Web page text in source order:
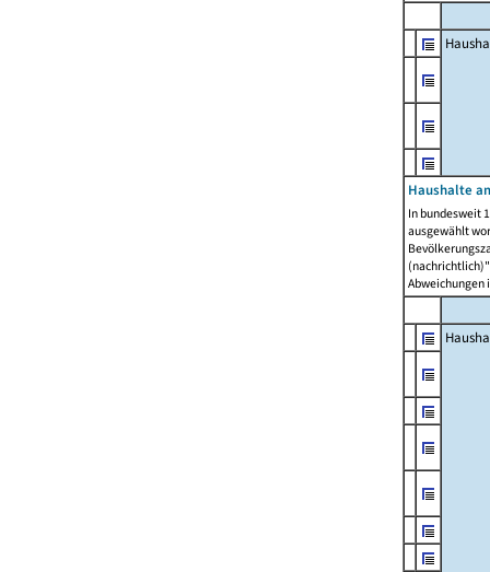
Haushalte
In bundesweit
ausgewählt
Abweichungen